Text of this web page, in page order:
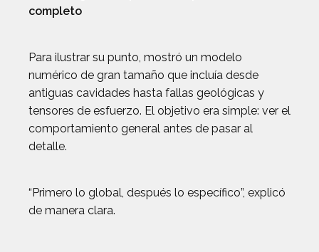
completo
Para ilustrar su punto, mostró un modelo
numérico de gran tamaño que incluía desde
antiguas cavidades hasta fallas geológicas y
tensores de esfuerzo. El objetivo era simple: ver el
comportamiento general antes de pasar al
detalle.
“Primero lo global, después lo específico”, explicó
de manera clara.